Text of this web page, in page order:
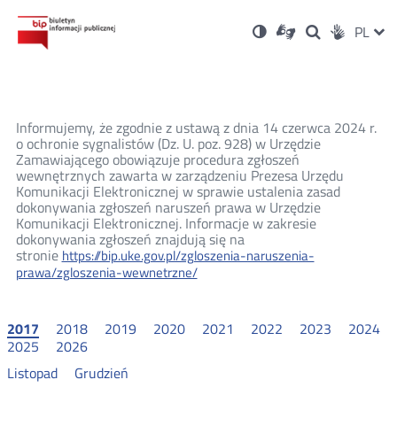
Ustawienia
Wersja
kontrastowa
Dla
niesłyszących
OtwórzOtwórz
w
Otwórz
w
Social PL
Informujemy, że zgodnie z ustawą z dnia 14 czerwca 2024 r.
o ochronie sygnalistów (Dz. U. poz. 928) w Urzędzie
Zamawiającego obowiązuje procedura zgłoszeń
wewnętrznych zawarta w zarządzeniu Prezesa Urzędu
Komunikacji Elektronicznej w sprawie ustalenia zasad
dokonywania zgłoszeń naruszeń prawa w Urzędzie
Komunikacji Elektronicznej. Informacje w zakresie
dokonywania zgłoszeń znajdują się na
stronie https://bip.uke.gov.pl/zgloszenia-naruszenia-
prawa/zgloszenia-wewnetrzne/
2017 2018 2019 2020 2021 2022 2023
2024
2025
2026
Listopad
Grudzień